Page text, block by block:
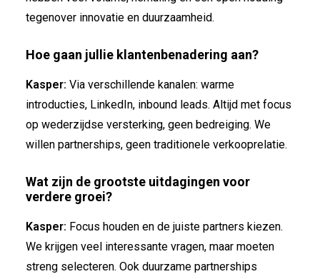
tegenover innovatie en duurzaamheid.
Hoe gaan jullie klantenbenadering aan?
Kasper: Via verschillende kanalen: warme
introducties, LinkedIn, inbound leads. Altijd met focus
op wederzijdse versterking, geen bedreiging. We
willen partnerships, geen traditionele verkooprelatie.
Wat zijn de grootste uitdagingen voor
verdere groei?
Kasper: Focus houden en de juiste partners kiezen.
We krijgen veel interessante vragen, maar moeten
streng selecteren. Ook duurzame partnerships